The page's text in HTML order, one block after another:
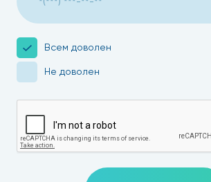
Всем доволен
Не доволен